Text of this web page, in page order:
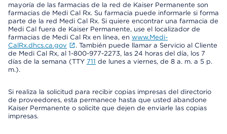
mayoría de las farmacias de la red de Kaiser Permanente son
farmacias de Medi Cal Rx. Su farmacia puede informarle si forma
parte de la red Medi Cal Rx. Si quiere encontrar una farmacia de
Medi Cal fuera de Kaiser Permanente, use el localizador de
farmacias de Medi Cal Rx en línea, en www.Medi-
CalRx.dhcs.ca.gov
. También puede llamar a Servicio al Cliente
de Medi Cal Rx, al 1-800-977-2273, las 24 horas del día, los 7
días de la semana (TTY 711 de lunes a viernes, de 8 a. m. a 5 p.
m.).
Si realiza la solicitud para recibir copias impresas del directorio
de proveedores, esta permanece hasta que usted abandone
Kaiser Permanente o solicite que dejen de enviarle las copias
impresas.